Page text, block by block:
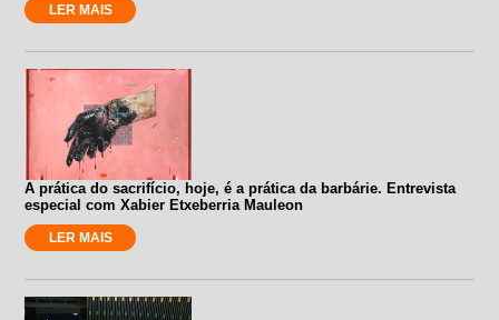
LER MAIS
A prática do sacrifício, hoje, é a prática da barbárie. Entrevista
especial com Xabier Etxeberria Mauleon
LER MAIS